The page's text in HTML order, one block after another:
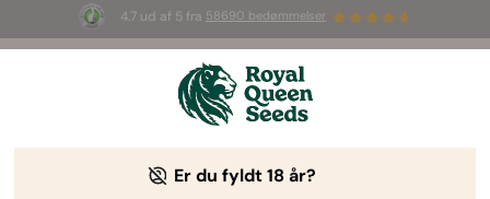
4.7 ud af 5 fra 58690 bedømmelser
3 White Widow Auto frøGRATIS til de
Er du fyldt 18 år?